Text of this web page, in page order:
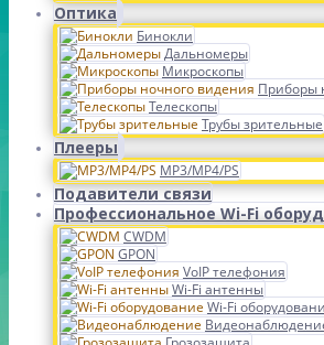
Оптика
Бинокли
Дальномеры
Микроскопы
Приборы
Телескопы
Трубы зрительные
Плееры
MP3/MP4/PS
Подавители связи
Профессиональное Wi-Fi
CWDM
GPON
VoIP телефония
Wi-Fi антенны
Wi-Fi